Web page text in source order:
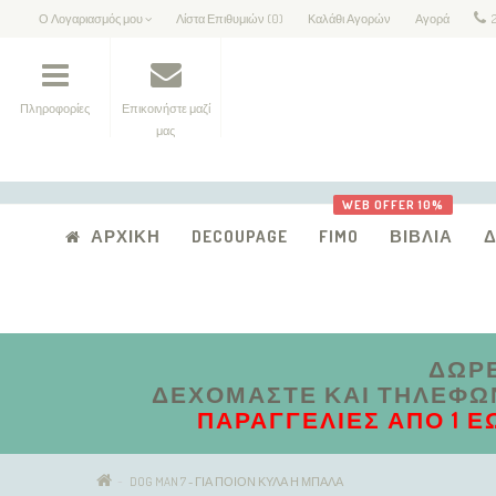
Ο Λογαριασμός μου Λίστα Επιθυμιών (0) Καλάθι Αγορών Αγορά
Πληροφορίες
Επικοινήστε μαζί
μας
ΑΡΧΙΚΉ DECOUPAGE FIMO
WEB OFFER 10%
ΒΙΒΛΊΑ
ΔΕΧΌΜΑΣΤΕ ΚΑΙ
ΠΑΡΑΓΓΕΛΊΕΣ ΑΠΟ 1
DOG MAN 7 - ΓΙΑ ΠΟΙΟΝ ΚΥΛΑ Η ΜΠΑΛΑ